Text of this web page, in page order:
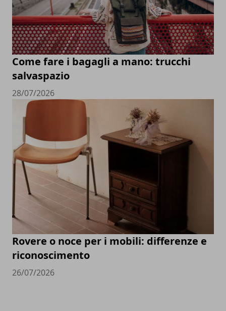
Come fare i bagagli a mano: trucchi
salvaspazio
28/07/2026
Rovere o noce per i mobili: differenze e
riconoscimento
26/07/2026